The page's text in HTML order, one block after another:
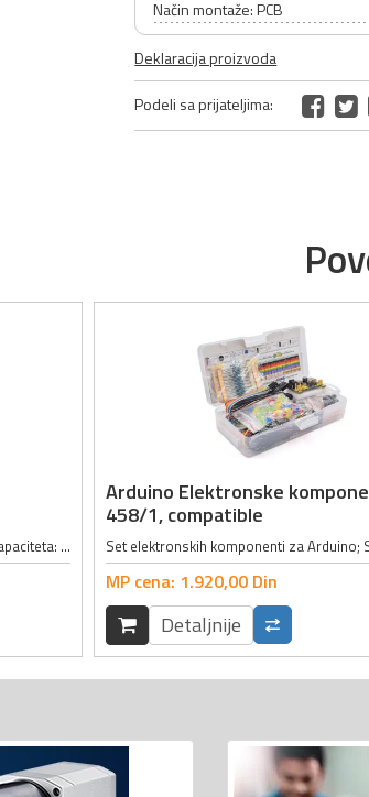
Način montaže: PCB
Deklaracija proizvoda
Podeli sa prijateljima:
Digitalni kapacitometar; Opseg merenja kapaciteta: 200pF, 2nF, 20nF, 200nF, 2µF, 20µF, 200µF, 2mF, 20mF; Tačnost merenja kapaciteta: ±0.5% + 10 cifara; Opseg merenja otpornosti: 20Ω, 200Ω, 2kΩ, 20kΩ, 200kΩ, 2MΩ, 20MΩ, 200MΩ,...
Arduino Elektronske
458/1, compatible
MP cena: 1.920,00 Din
Detaljnije